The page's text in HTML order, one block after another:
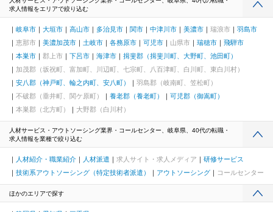
求人情報をエリアで絞り込む
岐阜市 大垣市 高山市 多治見市 関市 中津川市 美濃市 瑞浪市
羽島市
恵那市
美濃加茂市 土岐市 各務原市 可児市 山県市 瑞穂市
飛騨市
本巣市
郡上市 下呂市 海津市
揖斐郡（揖斐川町、大野町、池田町）
加茂郡（坂祝町、富加町、川辺町、七宗町、八百津町、白川町、東白川村）
安八郡（神戸町、輪之内町、安八町）
羽島郡（岐南町、笠松町）
不破郡（垂井町、関ケ原町）
養老郡（養老町）
可児郡（御嵩町）
本巣郡（北方町）
大野郡（白川村）
人材サービス・アウトソーシング業界・コールセンター、岐阜県、40代の転職・
求人情報を業種で絞り込む
人材紹介・職業紹介 人材派遣 求人サイト・求人メディア
研修サービス
技術系アウトソーシング（特定技術者派遣）
アウトソーシング コールセンター
ほかのエリアで探す